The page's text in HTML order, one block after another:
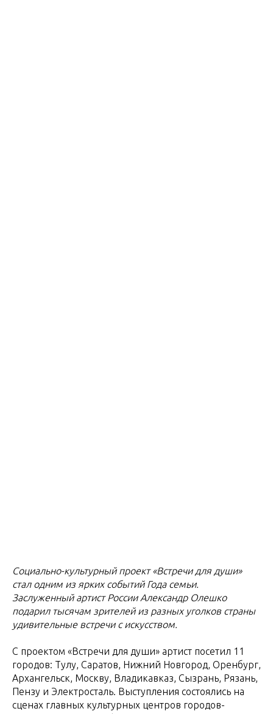
Социально-культурный проект «Встречи для души»
стал одним из ярких событий Года семьи.
Заслуженный артист России Александр Олешко
подарил тысячам зрителей из разных уголков страны
удивительные встречи с искусством.
С проектом «Встречи для души» артист посетил 11
городов: Тулу, Саратов, Нижний Новгород, Оренбург,
Архангельск, Москву, Владикавказ, Сызрань, Рязань,
Пензу и Электросталь. Выступления состоялись на
сценах главных культурных центров городов-